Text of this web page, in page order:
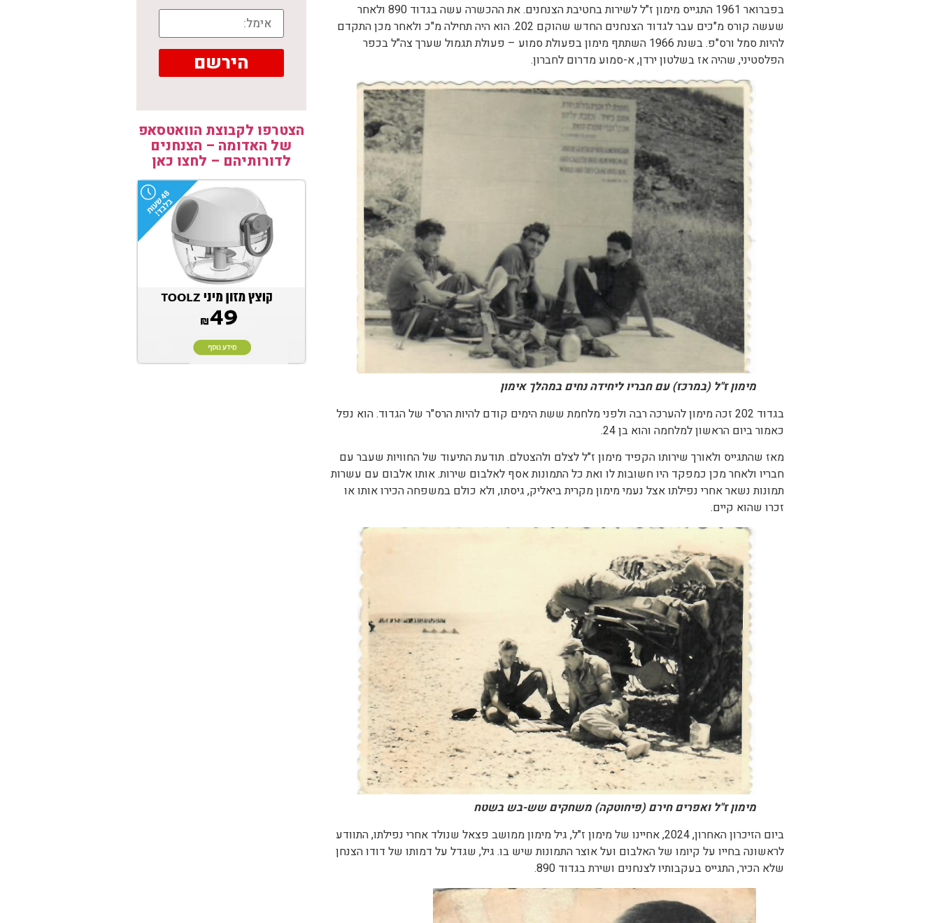
בפברואר 1961 התגייס מימון ז"ל לשירות בחטיבת הצנחנים. את ההכשרה עשה בגדוד 890 ולאחר
שעשה קורס מ"כים עבר לגדוד הצנחנים החדש שהוקם 202. הוא היה תחילה מ"כ ולאחר מכן התקדם
להיות סמל ורס"פ. בשנת 1966 השתתף מימון בפעולת סמוע – פעולת תגמול שערך צה"ל בכפר
הפלסטיני, שהיה אז בשלטון ירדן, א-סמוע מדרום לחברון.
מימון ז"ל (במרכז) עם חבריו ליחידה נחים במהלך אימון
בגדוד 202 זכה מימון להערכה רבה ולפני מלחמת ששת הימים קודם להיות הרס"ר של הגדוד. הוא נפל
כאמור ביום הראשון למלחמה והוא בן 24.
מאז שהתגייס ולאורך שירותו הקפיד מימון ז"ל לצלם ולהצטלם. תודעת התיעוד של החוויות שעבר עם
חבריו ולאחר מכן כמפקד היו חשובות לו ואת כל התמונות אסף לאלבום שירות. אותו אלבום עם עשרות
תמונות נשאר אחרי נפילתו אצל נעמי מימון מקרית ביאליק, גיסתו, ולא כולם במשפחה הכירו אותו או
זכרו שהוא קיים.
מימון ז"ל ואפרים חירם (פיחוטקה) משחקים שש-בש בשטח
ביום הזיכרון האחרון, 2024, אחיינו של מימון ז"ל, גיל מימון ממושב פצאל שנולד אחרי נפילתו, התוודע
לראשונה בחייו על קיומו של האלבום ועל אוצר התמונות שיש בו. גיל, שגדל על דמותו של דודו הצנחן
שלא הכיר, התגייס בעקבותיו לצנחנים ושירת בגדוד 890.
הירשם
הצטרפו לקבוצת הוואטסאפ
של האדומה – הצנחנים
לדורותיהם – לחצו כאן